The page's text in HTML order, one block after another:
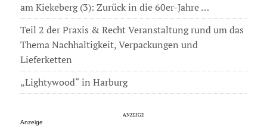
am Kiekeberg (3): Zurück in die 60er-Jahre …
Teil 2 der Praxis & Recht Veranstaltung rund um das
Thema Nachhaltigkeit, Verpackungen und
Lieferketten
„Lightywood“ in Harburg
Anzeige